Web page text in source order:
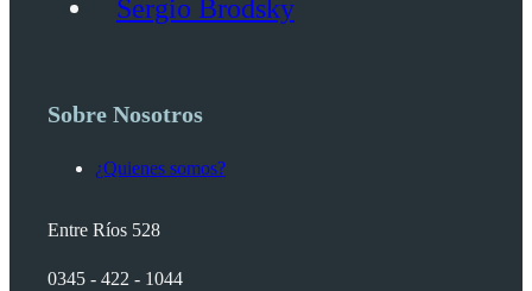
Sergio Brodsky
Sobre Nosotros
¿Quienes somos?
Entre Ríos 528
0345 - 422 - 1044